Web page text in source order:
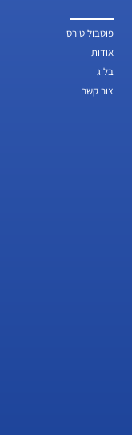
פוטבול טורס
אודות
בלוג
צור קשר